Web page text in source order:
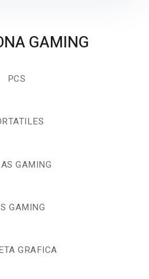
GAMING
PCS
GAMING
GAMING
GRAFICA